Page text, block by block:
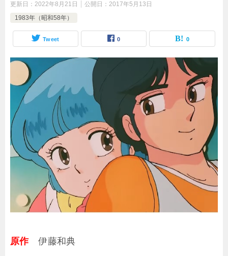
更新日： 2022年8月21日 公開日： 2017年5月13日
1983年（昭和58年）
Tweet 0 0
原作伊藤和典